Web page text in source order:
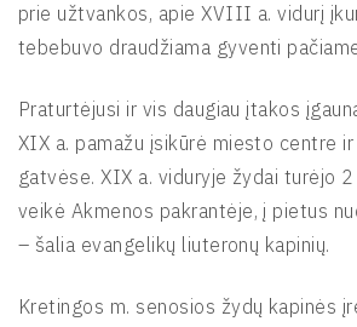
prie užtvankos, apie XVIII a. vidurį
tebebuvo draudžiama gyventi
Praturtėjusi ir vis daugiau įtakos
XIX a. pamažu įsikūrė miesto centre
gatvėse. XIX a. viduryje žydai turėjo
veikė Akmenos pakrantėje, į pietus
– šalia evangelikų liuteronų kapinių.
Kretingos m. senosios žydų kapinės